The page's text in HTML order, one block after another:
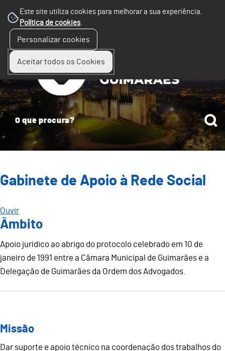
Este site utiliza cookies para melhorar a sua experiência.
Política de cookies.
Personalizar cookies
Aceitar todos os Cookies
Gabinete de Apoio à Rede Social
Ouvir
Âmbito
Apoio jurídico ao abrigo do protocolo celebrado em 10 de
janeiro de 1991 entre a Câmara Municipal de Guimarães e a
Delegação de Guimarães da Ordem dos Advogados.
Missão
Dar suporte e apoio técnico na coordenação dos trabalhos do